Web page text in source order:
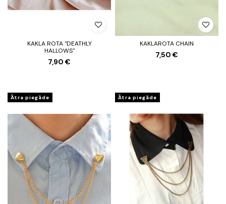
KAKLA ROTA "DEATHLY
HALLOWS"
7,90 €
KAKLAROTA CHAIN
7,50 €
Ātra piegāde Ātra piegāde